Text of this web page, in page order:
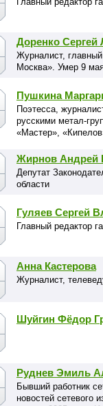
Доренко Сергей
Журналист, главный
Москва». Умер 9
Пушкина
Поэтесса,
русскими метал-
«Мастер»,
Жирнов Андрей
Депутат
области
Гуляев Сергей
Главный редактор
Анна Кастерова
Журналист,
Шуйгин Фёдор
Руднев Эмиль
Бывший работник
новостей сетевого